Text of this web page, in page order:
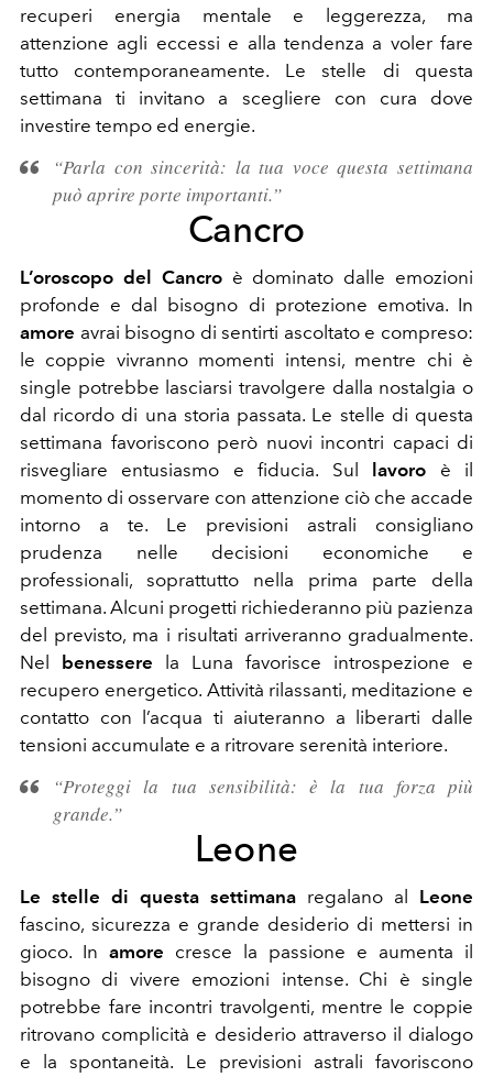
recuperi energia mentale e leggerezza, ma
attenzione agli eccessi e alla tendenza a voler fare
tutto contemporaneamente. Le stelle di questa
settimana ti invitano a scegliere con cura dove
investire tempo ed energie.
“Parla con sincerità: la tua voce questa settimana
può aprire porte importanti.”
Cancro
L’oroscopo del Cancroè dominato dalle emozioni
profonde e dal bisogno di protezione emotiva. In
amore avrai bisogno di sentirti ascoltato e compreso:
le coppie vivranno momenti intensi, mentre chi è
single potrebbe lasciarsi travolgere dalla nostalgia o
dal ricordo di una storia passata. Le stelle di questa
settimana favoriscono però nuovi incontri capaci di
risvegliare entusiasmo e fiducia. Sul
lavoro è il
momento di osservare con attenzione ciò che accade
intorno a te. Le previsioni astrali consigliano
prudenza nelle decisioni economiche e
professionali, soprattutto nella prima parte della
settimana. Alcuni progetti richiederanno più pazienza
del previsto, ma i risultati arriveranno gradualmente.
Nel
benessere la Luna favorisce introspezione e
recupero energetico. Attività rilassanti, meditazione e
contatto con l’acqua ti aiuteranno a liberarti dalle
tensioni accumulate e a ritrovare serenità interiore.
“Proteggi la tua sensibilità: è la tua forza più
grande.”
Leone
Le stelle di questa settimana regalano al Leone
fascino, sicurezza e grande desiderio di mettersi in
gioco. In amore cresce la passione e aumenta il
bisogno di vivere emozioni intense. Chi è single
potrebbe fare incontri travolgenti, mentre le coppie
ritrovano complicità e desiderio attraverso il dialogo
e la spontaneità. Le previsioni astrali favoriscono